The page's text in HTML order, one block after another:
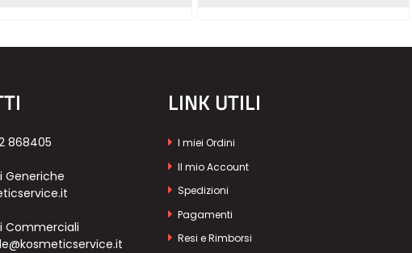
868405
Generiche
Commerciali
LINK UTILI
I miei Ordini
Il mio Account
Spedizioni
Pagamenti
Resi e Rimborsi